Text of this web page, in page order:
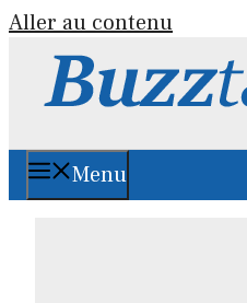
Aller au contenu
Menu